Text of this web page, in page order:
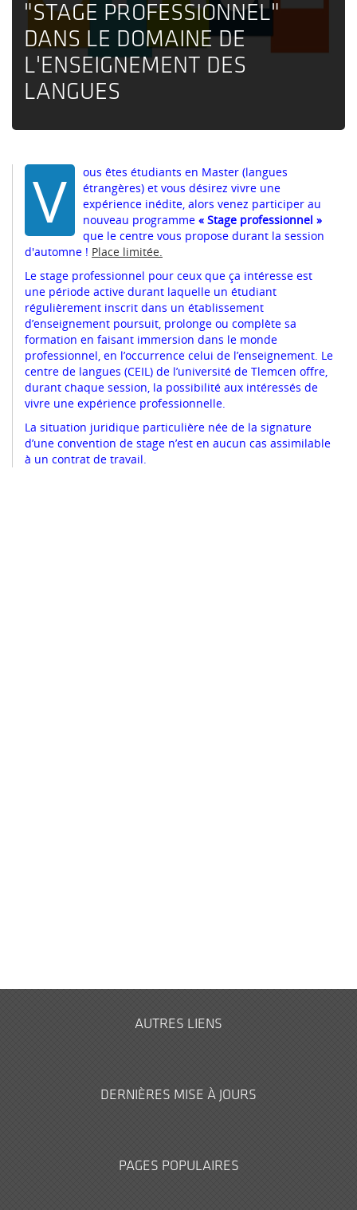
"STAGE PROFESSIONNEL"
DANS LE DOMAINE DE
L'ENSEIGNEMENT DES
LANGUES
V
ous êtes étudiants en Master (langues
étrangères) et vous désirez vivre une
expérience inédite, alors venez participer au
nouveau programme « Stage professionnel »
que le centre vous propose durant la session
d'automne ! Place limitée.
Le stage professionnel pour ceux que ça intéresse est
une période active durant laquelle un étudiant
régulièrement inscrit dans un établissement
d’enseignement poursuit, prolonge ou complète sa
formation en faisant immersion dans le monde
professionnel, en l’occurrence celui de l’enseignement. Le
centre de langues (CEIL) de l’université de Tlemcen offre,
durant chaque session, la possibilité aux intéressés de
vivre une expérience professionnelle.
La situation juridique particulière née de la signature
d’une convention de stage n’est en aucun cas assimilable
à un contrat de travail.
AUTRES LIENS
DERNIÈRES MISE À JOURS
PAGES POPULAIRES